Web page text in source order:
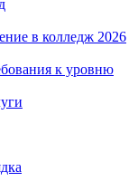
в колледж 2026
к уровню